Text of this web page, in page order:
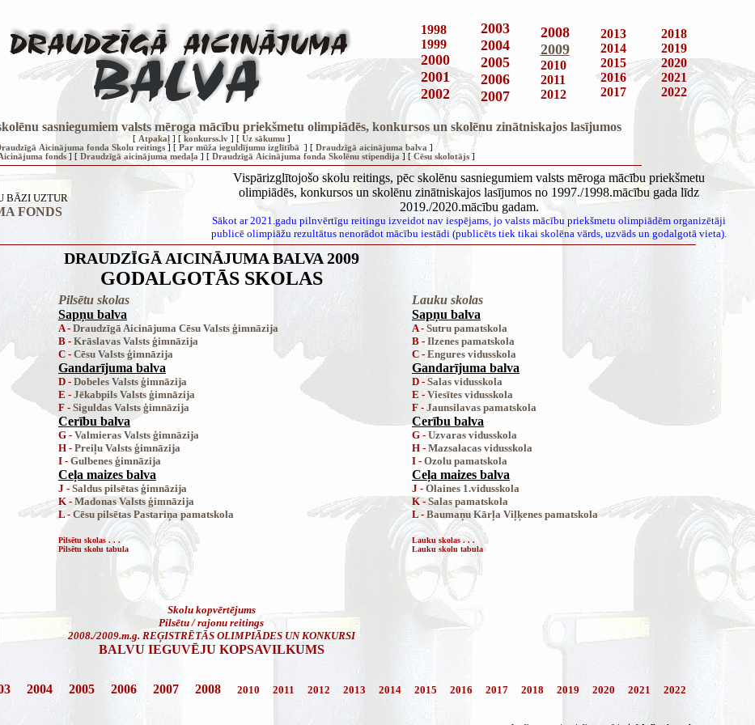
1998
1999
2000
2001
2002
2003
2004
2005
2006
2007
2008
2009
2010
2011
2012
2013
2014
2015
2016
2017
2018
2019
2020
2021
2022
sasniegumiem valsts mēroga mācību priekšmetu olimpiādēs, konkursos un skolēnu zinātniskajos lasījumos
[ Atpakaļ ] [konkurss.lv] [ Uz sākumu]
Aicinājuma fonda Skolu reitings ] [ Par mūža ieguldījumu izglītībā ] [ Draudzīgā aicinājuma balva ]
fonds] [ Draudzīgā aicinājuma medaļa ] [ Draudzīgā Aicinājuma fonda Skolēnu stipendija ] [ Cēsu skolotājs]
BĀZI UZTUR
FONDS
Vispārizglītojošo skolu reitings, pēc skolēnu sasniegumiem valsts mēroga mācību priekšmetu
olimpiādēs, konkursos un skolēnu zinātniskajos lasījumos no 1997./1998.mācību gada līdz
2019./2020.mācību gadam.
Sākot ar 2021.gadu pilnvērtīgu reitingu izveidot nav iespējams, jo valsts mācību priekšmetu olimpiādēm organizētāji
publicē olimpiāžu rezultātus nenorādot mācību iestādi (publicēts tiek tikai skolēna vārds, uzvāds un godalgotā vieta).
DRAUDZĪGĀ AICINĀJUMA BALVA 2009
GODALGOTĀS SKOLAS
Pilsētu skolas
Sapņu balva
A - Draudzīgā Aicinājuma Cēsu Valsts ģimnāzija
B - Krāslavas Valsts ģimnāzija
C - Cēsu Valsts ģimnāzija
Gandarījuma balva
D - Dobeles Valsts ģimnāzija
E - Jēkabpils Valsts ģimnāzija
F - Siguldas Valsts ģimnāzija
Cerību balva
G - Valmieras Valsts ģimnāzija
H - Preiļu Valsts ģimnāzija
I - Gulbenes ģimnāzija
Ceļa maizes balva
J - Saldus pilsētas ģimnāzija
K -Madonas Valsts ģimnāzija
L -Cēsu pilsētas Pastariņa pamatskola
Pilsētu skolas . . .
Pilsētu skolu tabula
Lauku skolas
Sapņu balva
A -Sutru pamatskola
B - Ilzenes pamatskola
C - Engures vidusskola
Gandarījuma balva
D - Salas vidusskola
E -Viesītes vidusskola
F -Jaunsilavas pamatskola
Cerību balva
G - Uzvaras vidusskola
H - Mazsalacas vidusskola
I - Ozolu pamatskola
Ceļa maizes balva
J - Olaines 1.vidusskola
K -Salas pamatskola
L - Baumaņu Kārļa Viļķenes pamatskola
Lauku skolas . . .
Lauku skolu tabula
Skolu kopvērtējums
Pilsētu / rajonu reitings
2008./2009.m.g. REĢISTRĒTĀS OLIMPIĀDES UN KONKURSI
BALVU IEGUVĒJU KOPSAVILKUMS
2004 2005 2006 2007 2008 2010 2011 2012 2013 2014 2015 2016 2017 2018 2019 2020 2021 2022